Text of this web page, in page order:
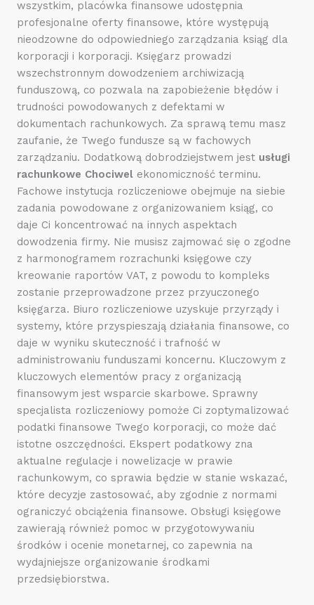
wszystkim, placówka finansowe udostępnia
profesjonalne oferty finansowe, które występują
nieodzowne do odpowiedniego zarządzania ksiąg dla
korporacji i korporacji. Księgarz prowadzi
wszechstronnym dowodzeniem archiwizacją
funduszową, co pozwala na zapobieżenie błędów i
trudności powodowanych z defektami w
dokumentach rachunkowych. Za sprawą temu masz
zaufanie, że Twego fundusze są w fachowych
zarządzaniu. Dodatkową dobrodziejstwem jest usługi
rachunkowe Chociwel ekonomiczność terminu.
Fachowe instytucja rozliczeniowe obejmuje na siebie
zadania powodowane z organizowaniem ksiąg, co
daje Ci koncentrować na innych aspektach
dowodzenia firmy. Nie musisz zajmować się o zgodne
z harmonogramem rozrachunki księgowe czy
kreowanie raportów VAT, z powodu to kompleks
zostanie przeprowadzone przez przyuczonego
księgarza. Biuro rozliczeniowe uzyskuje przyrządy i
systemy, które przyspieszają działania finansowe, co
daje w wyniku skuteczność i trafność w
administrowaniu funduszami koncernu. Kluczowym z
kluczowych elementów pracy z organizacją
finansowym jest wsparcie skarbowe. Sprawny
specjalista rozliczeniowy pomoże Ci zoptymalizować
podatki finansowe Twego korporacji, co może dać
istotne oszczędności. Ekspert podatkowy zna
aktualne regulacje i nowelizacje w prawie
rachunkowym, co sprawia będzie w stanie wskazać,
które decyzje zastosować, aby zgodnie z normami
ograniczyć obciążenia finansowe. Obsługi księgowe
zawierają również pomoc w przygotowywaniu
środków i ocenie monetarnej, co zapewnia na
wydajniejsze organizowanie środkami
przedsiębiorstwa.